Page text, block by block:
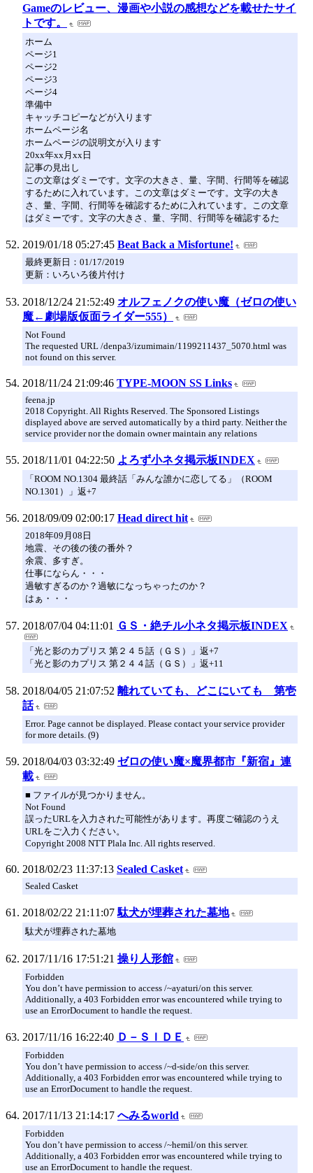
Gameのレビュー、漫画や小説の感想などを載せたサイ
トです。
ホーム
ページ1
ページ2
ページ3
ページ4
準備中
キャッチコピーなどが入ります
ホームページ名
ホームページの説明文が入ります
20xx年xx月xx日
記事の見出し
この文章はダミーです。文字の大きさ、量、字間、行間等を確認
するために入れています。この文章はダミーです。文字の大き
さ、量、字間、行間等を確認するために入れています。この文章
はダミーです。文字の大きさ、量、字間、行間等を確認するた
2019/01/18 05:27:45 Beat Back a Misfortune!
最終更新日：01/17/2019
更新：いろいろ後片付け
2018/12/24 21:52:49 オルフェノクの使い魔（ゼロの使い
魔←劇場版仮面ライダー555）
Not Found
The requested URL /denpa3/izumimain/1199211437_5070.html was
not found on this server.
2018/11/24 21:09:46 TYPE-MOON SS Links
feena.jp
2018 Copyright. All Rights Reserved. The Sponsored Listings
displayed above are served automatically by a third party. Neither the
service provider nor the domain owner maintain any relations
2018/11/01 04:22:50 よろず小ネタ掲示板INDEX
「ROOM NO.1304 最終話「みんな誰かに恋してる」（ROOM
NO.1301）」返+7
2018/09/09 02:00:17 Head direct hit
2018年09月08日
地震、その後の後の番外？
余震、多すぎ。
仕事にならん・・・
過敏すぎるのか？過敏になっちゃったのか？
はぁ・・・
2018/07/04 04:11:01 ＧＳ・絶チル小ネタ掲示板INDEX
「光と影のカプリス 第２４５話（ＧＳ）」返+7
「光と影のカプリス 第２４４話（ＧＳ）」返+11
2018/04/05 21:07:52 離れていても、どこにいても 第壱
話
Error. Page cannot be displayed. Please contact your service provider
for more details. (9)
2018/04/03 03:32:49 ゼロの使い魔×魔界都市『新宿』連
載
■ ファイルが見つかりません。
Not Found
誤ったURLを入力された可能性があります。再度ご確認のうえ
URLをご入力ください。
Copyright 2008 NTT Plala Inc. All rights reserved.
2018/02/23 11:37:13 Sealed Casket
Sealed Casket
2018/02/22 21:11:07 駄犬が埋葬された墓地
駄犬が埋葬された墓地
2017/11/16 17:51:21 操り人形館
Forbidden
You don’t have permission to access /~ayaturi/on this server.
Additionally, a 403 Forbidden error was encountered while trying to
use an ErrorDocument to handle the request.
2017/11/16 16:22:40 Ｄ－ＳＩＤＥ
Forbidden
You don’t have permission to access /~d-side/on this server.
Additionally, a 403 Forbidden error was encountered while trying to
use an ErrorDocument to handle the request.
2017/11/13 21:14:17 へみるworld
Forbidden
You don’t have permission to access /~hemil/on this server.
Additionally, a 403 Forbidden error was encountered while trying to
use an ErrorDocument to handle the request.